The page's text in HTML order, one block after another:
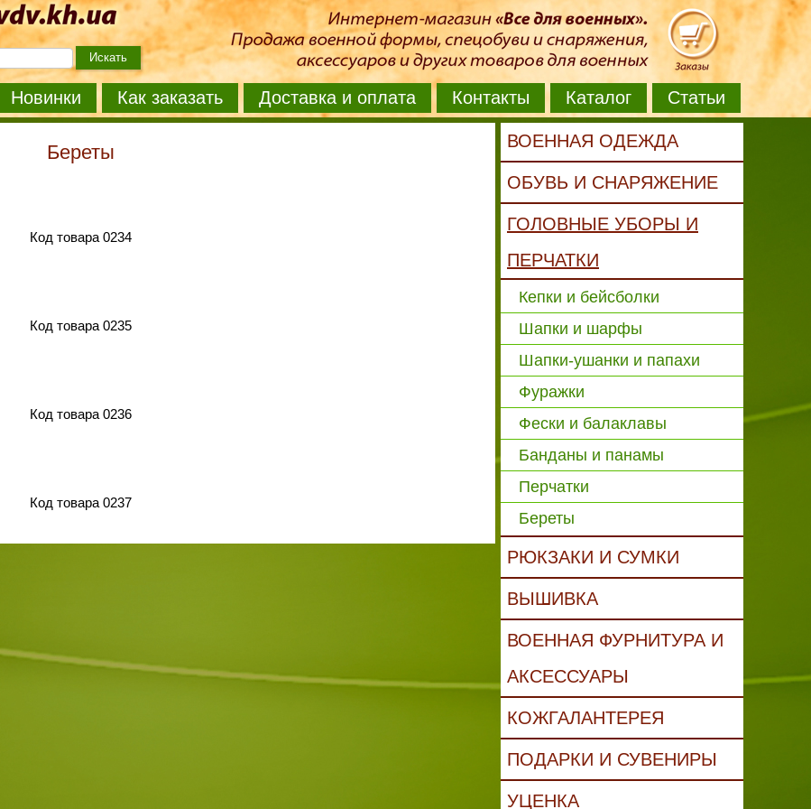
Новинки Как заказать Доставка и оплата Контакты Каталог Статьи
Береты
Код товара 0234
Код товара 0235
Код товара 0236
Код товара 0237
ВОЕННАЯ ОДЕЖДА
ОБУВЬ И СНАРЯЖЕНИЕ
ГОЛОВНЫЕ УБОРЫ И
ПЕРЧАТКИ
Кепки и бейсболки
Шапки и шарфы
Шапки-ушанки и папахи
Фуражки
Фески и балаклавы
Банданы и панамы
Перчатки
Береты
РЮКЗАКИ И СУМКИ
ВЫШИВКА
ВОЕННАЯ ФУРНИТУРА И
АКСЕССУАРЫ
КОЖГАЛАНТЕРЕЯ
ПОДАРКИ И СУВЕНИРЫ
УЦЕНКА